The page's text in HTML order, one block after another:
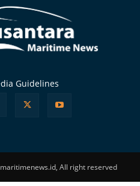
Guidelines
All right reserved